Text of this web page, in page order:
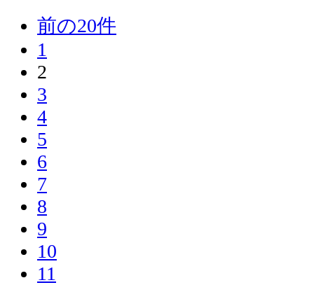
前の20件
1
2
3
4
5
6
7
8
9
10
11